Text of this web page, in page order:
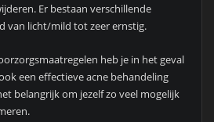
Er bestaan verschillende
van licht/mild tot zeer ernstig.
heb je in het geval
een effectieve acne behandeling
belangrijk om jezelf zo veel mogelijk